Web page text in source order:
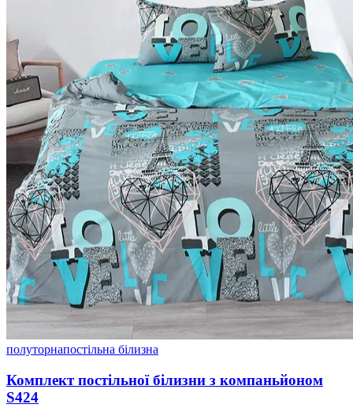
полуторнапостільна білизна
Комплект постільної білизни з компаньйоном
S424